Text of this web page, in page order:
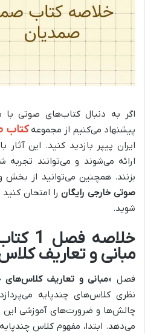
اگر به دنبال کتاب‌های صوتی
پیشنهاد می‌کنیم از مجموعهکتاب
ایران پیپر بازدید کنید. این
ارائه می‌شوند و می‌توانند تجربه
بزنند. همچنین می‌توانید از بخش
صوتی خارجی رایگانرا امتحان
شوید.
مبانی و تعاریف
فصل «مبانی و تعاریف کلاس‌های
نظری کلاس‌های چندپایه
چالش‌ها و ضرورت‌های آموزشی این
می‌دهد. ابتدا، مفهوم کلاس